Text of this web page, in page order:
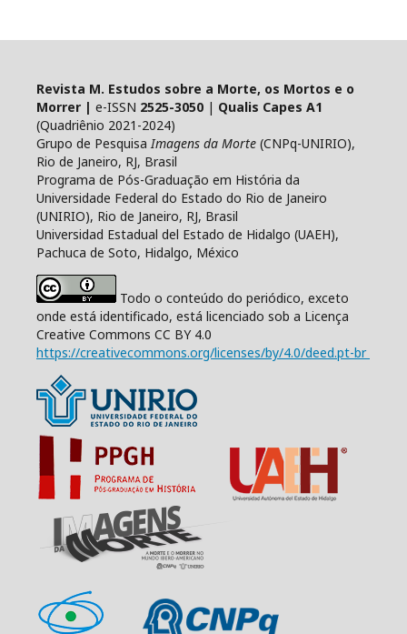
Revista M. Estudos sobre a Morte, os Mortos e o
Morrer | e-ISSN 2525-3050 | Qualis Capes A1
(Quadriênio 2021-2024)
Grupo de Pesquisa Imagens da Morte (CNPq-UNIRIO),
Rio de Janeiro, RJ, Brasil
Programa de Pós-Graduação em História da
Universidade Federal do Estado do Rio de Janeiro
(UNIRIO), Rio de Janeiro, RJ, Brasil
Universidad Estadual del Estado de Hidalgo (UAEH),
Pachuca de Soto, Hidalgo, México
Todo o conteúdo do periódico, exceto
onde está identificado, está licenciado sob a Licença
Creative Commons CC BY 4.0
https://creativecommons.org/licenses/by/4.0/deed.pt-br